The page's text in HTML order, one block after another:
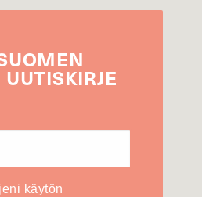
UUTIS­KIRJE
käytön